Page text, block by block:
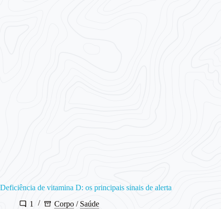
Deficiência de vitamina D: os principais sinais de alerta
1
Corpo / Saúde